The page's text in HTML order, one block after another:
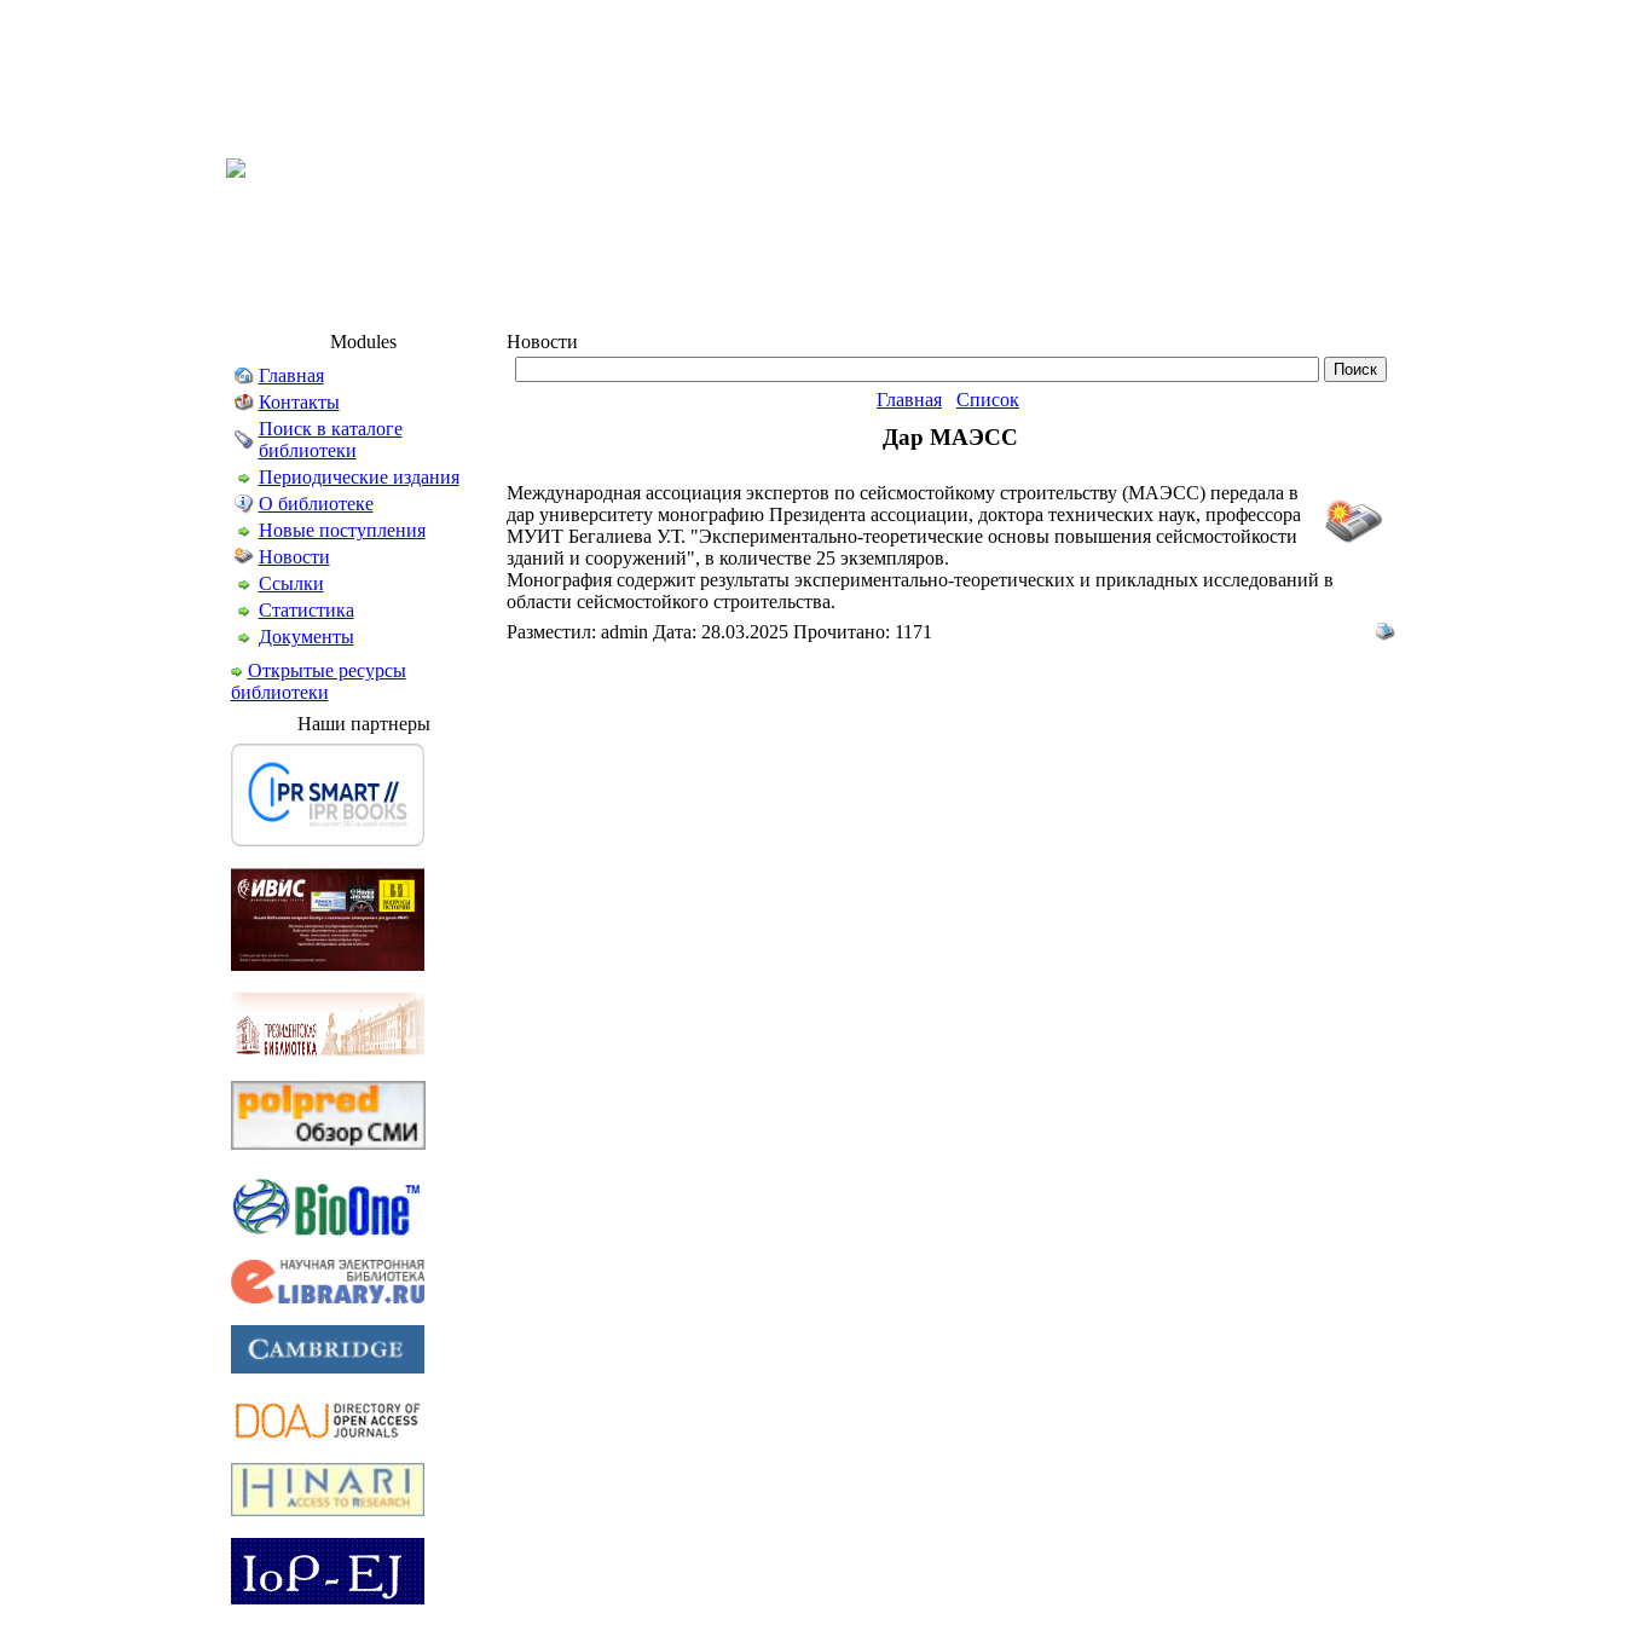
Modules
Главная
Контакты
Поиск в каталоге
библиотеки
Периодические издания
О библиотеке
Новые поступления
Новости
Ссылки
Статистика
Документы
Открытые ресурсы
библиотеки
Наши партнеры
Новости
Главная Список
Дар МАЭСС
Международная ассоциация экспертов по сейсмостойкому строительству (МАЭСС) передала в
дар университету монографию Президента ассоциации, доктора технических наук, профессора
МУИТ Бегалиева У.Т. "Экспериментально-теоретические основы повышения сейсмостойкости
зданий и сооружений", в количестве 25 экземпляров.
Монография содержит результаты экспериментально-теоретических и прикладных исследований в
области сейсмостойкого строительства.
Разместил: admin Дата: 28.03.2025 Прочитано: 1171